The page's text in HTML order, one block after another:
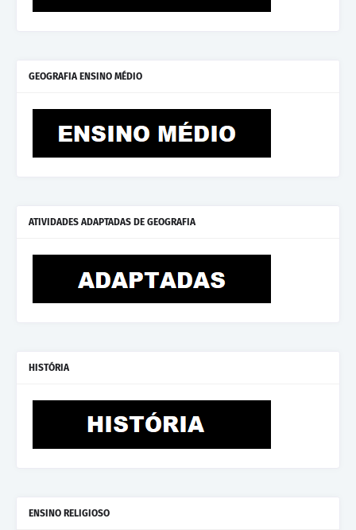
GEOGRAFIA ENSINO MÉDIO
ATIVIDADES ADAPTADAS DE GEOGRAFIA
HISTÓRIA
ENSINO RELIGIOSO